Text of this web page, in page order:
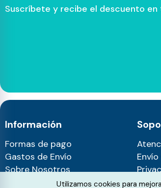
Suscríbete y recibe el descuento
Información
Formas de pago
Gastos de Envío
Sobre Nosotros
Utilizamos cookies para